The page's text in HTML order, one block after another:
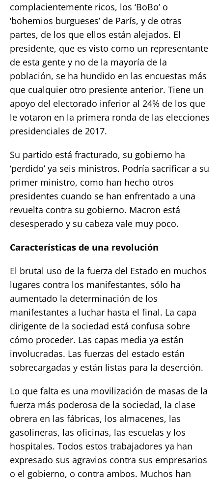
complacientemente ricos, los ‘BoBo’ o
‘bohemios burgueses’ de París, y de otras
partes, de los que ellos están alejados. El
presidente, que es visto como un representante
de esta gente y no de la mayoría de la
población, se ha hundido en las encuestas más
que cualquier otro presiente anterior. Tiene un
apoyo del electorado inferior al 24% de los que
le votaron en la primera ronda de las elecciones
presidenciales de 2017.
Su partido está fracturado, su gobierno ha
‘perdido’ ya seis ministros. Podría sacrificar a su
primer ministro, como han hecho otros
presidentes cuando se han enfrentado a una
revuelta contra su gobierno. Macron está
desesperado y su cabeza vale muy poco.
Características de una revolución
El brutal uso de la fuerza del Estado en muchos
lugares contra los manifestantes, sólo ha
aumentado la determinación de los
manifestantes a luchar hasta el final. La capa
dirigente de la sociedad está confusa sobre
cómo proceder. Las capas media ya están
involucradas. Las fuerzas del estado están
sobrecargadas y están listas para la deserción.
Lo que falta es una movilización de masas de la
fuerza más poderosa de la sociedad, la clase
obrera en las fábricas, los almacenes, las
gasolineras, las oficinas, las escuelas y los
hospitales. Todos estos trabajadores ya han
expresado sus agravios contra sus empresarios
o el gobierno, o contra ambos. Muchos han